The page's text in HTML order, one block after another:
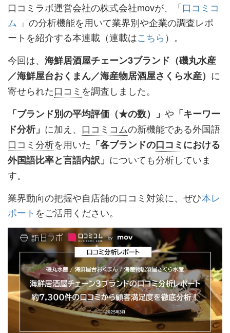
加
口コミラボ運営会社の株式会社movが、「口コミコ
ム 」の分析機能を用いて業界別や企業の調査レポ
ートを紹介する本連載（連載はこちら ）。
今回は、 海鮮居酒屋チェーン3ブランド（磯丸水産
／海鮮屋台おくまん／海産物居酒屋さくら水産） に
寄せられた口コミ を調査しました。
「ブランド別の平均評価（★の数）」 や 「キーワー
ド分析」 に加え、 口コミコムの新機能である外国語
口コミ分析を用いた 「各ブランドの口コミにおける
外国語比率と言語内訳」 についても分析していま
す。
業界動向の把握や自店舗の口コミ対策に、ぜひ本レ
ポート をご活用ください。